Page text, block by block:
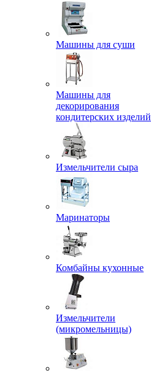
Машины для суши
Машины для
декорирования
кондитерских изделий
Измельчители сыра
Маринаторы
Комбайны кухонные
Измельчители
(микромельницы)